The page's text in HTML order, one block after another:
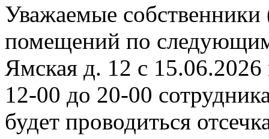
Уважаемые
помещений по
Ямская д. 12 с
12-00 до 20-00
будет проводиться